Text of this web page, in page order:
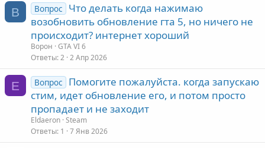
В Вопрос
Что делать когда нажимаю
возобновить обновление гта 5, но ничего не
происходит? интернет хороший
Ворон GTA VI 6
Ответы 2 2 Апр 2026
E Вопрос
Помогите пожалуйста. когда запускаю
стим, идет обновление его, и потом просто
пропадает и не заходит
Eldaeron Steam
Ответы 1 7 Янв 2026